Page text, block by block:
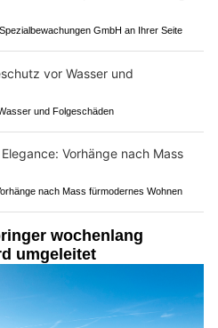
GmbH an Ihrer Seite
und Folgeschäden
nach Mass fürmodernes Wohnen
wochenlang
umgeleitet